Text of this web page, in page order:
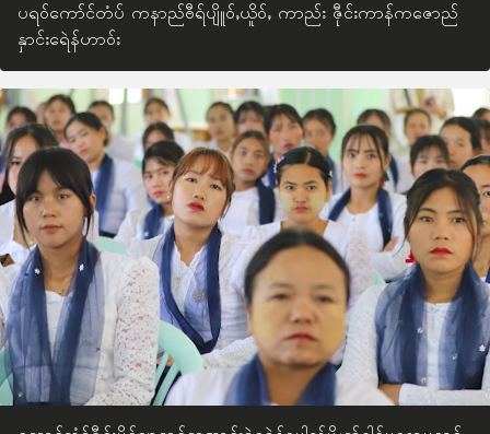
ပရဝ်ကော်င်တံပ် ကနာည်ႎီရ်ပျိူဝ်ႇယိူဝ်ႇ ကာည်း ဇီုင်းကာန်ကဇောည်
နှာင်းရေဲန်ဟာဝ်း